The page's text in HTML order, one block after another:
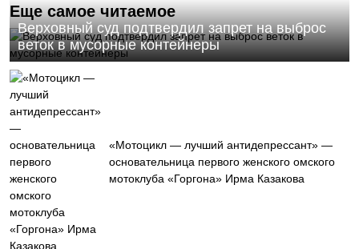
Еще самое читаемое
Верховный суд подтвердил запрет на выброс
веток в мусорные контейнеры
«Мотоцикл — лучший антидепрессант» —
основательница первого женского омского
мотоклуба «Горгона» Ирма Казакова